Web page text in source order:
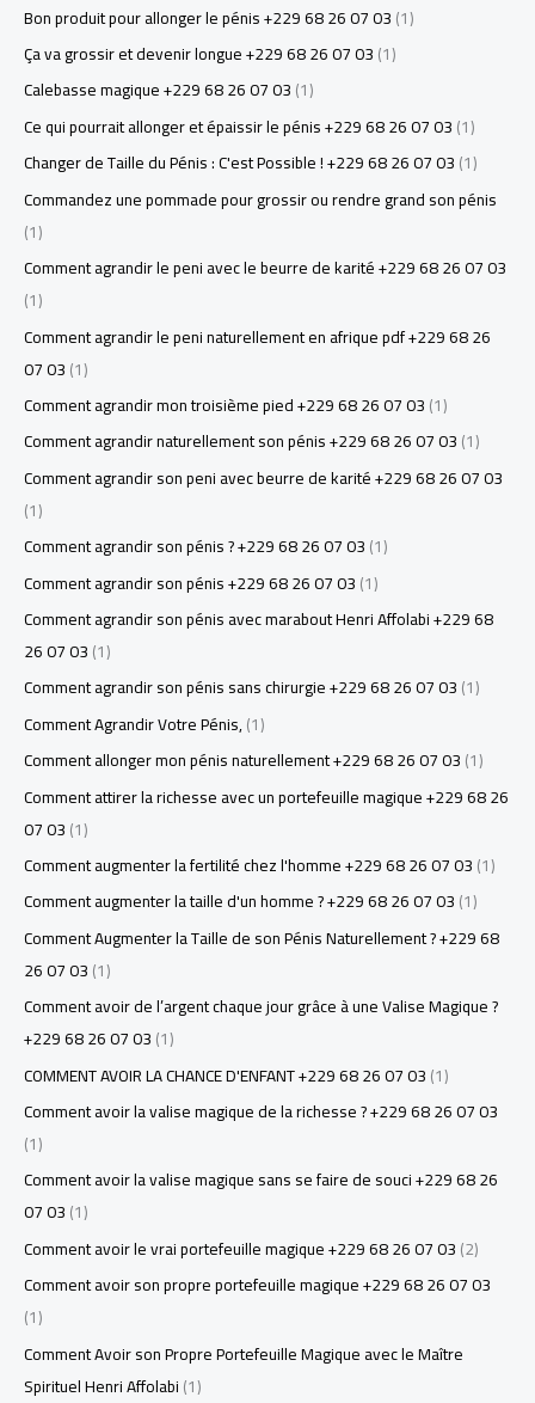
Bon produit pour allonger le pénis +229 68 26 07 03(1)
Ça va grossir et devenir longue +229 68 26 07 03(1)
Calebasse magique +229 68 26 07 03(1)
Ce qui pourrait allonger et épaissir le pénis +229 68 26 07 03(1)
Changer de Taille du Pénis : C'est Possible ! +229 68 26 07 03(1)
Commandez une pommade pour grossir ou rendre grand son pénis
(1)
Comment agrandir le peni avec le beurre de karité +229 68 26 07 03
(1)
Comment agrandir le peni naturellement en afrique pdf +229 68 26
07 03(1)
Comment agrandir mon troisième pied +229 68 26 07 03(1)
Comment agrandir naturellement son pénis +229 68 26 07 03(1)
Comment agrandir son peni avec beurre de karité +229 68 26 07 03
(1)
Comment agrandir son pénis ? +229 68 26 07 03(1)
Comment agrandir son pénis +229 68 26 07 03(1)
Comment agrandir son pénis avec marabout Henri Affolabi +229 68
26 07 03(1)
Comment agrandir son pénis sans chirurgie +229 68 26 07 03(1)
Comment Agrandir Votre Pénis,(1)
Comment allonger mon pénis naturellement +229 68 26 07 03(1)
Comment attirer la richesse avec un portefeuille magique +229 68 26
07 03(1)
Comment augmenter la fertilité chez l'homme +229 68 26 07 03(1)
Comment augmenter la taille d'un homme ? +229 68 26 07 03(1)
Comment Augmenter la Taille de son Pénis Naturellement ? +229 68
26 07 03(1)
Comment avoir de l’argent chaque jour grâce à une Valise Magique ?
+229 68 26 07 03(1)
COMMENT AVOIR LA CHANCE D'ENFANT +229 68 26 07 03(1)
Comment avoir la valise magique de la richesse ? +229 68 26 07 03
(1)
Comment avoir la valise magique sans se faire de souci +229 68 26
07 03(1)
Comment avoir le vrai portefeuille magique +229 68 26 07 03(2)
Comment avoir son propre portefeuille magique +229 68 26 07 03
(1)
Comment Avoir son Propre Portefeuille Magique avec le Maître
Spirituel Henri Affolabi(1)